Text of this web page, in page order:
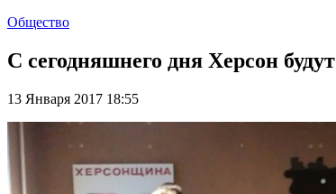
Общество
С сегодняшнего дня Херсон
13 Января 2017 18:55